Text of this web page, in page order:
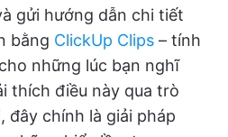
gửi hướng dẫn chi tiết
bằng ClickUp Clips – tính
những lúc bạn nghĩ
thích điều này qua trò
đây chính là giải pháp